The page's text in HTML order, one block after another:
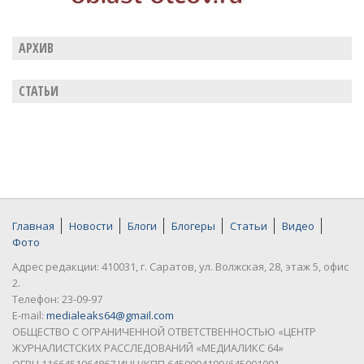
АРХИВ
СТАТЬИ
Главная Новости Блоги Блогеры Статьи
Видео
Фото
Адрес редакции: 410031, г. Саратов, ул. Волжская, 28, этаж 5, офис
2.
Телефон: 23-09-97
E-mail: medialeaks64@gmail.com
ОБЩЕСТВО С ОГРАНИЧЕННОЙ ОТВЕТСТВЕННОСТЬЮ «ЦЕНТР
ЖУРНАЛИСТСКИХ РАССЛЕДОВАНИЙ «МЕДИАЛИКС 64»